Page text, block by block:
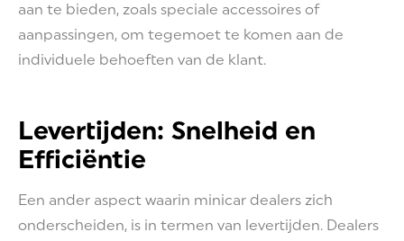
aan te bieden, zoals speciale accessoires of
aanpassingen, om tegemoet te komen aan de
individuele behoeften van de klant.
Levertijden: Snelheid en
Efficiëntie
Een ander aspect waarin minicar dealers zich
onderscheiden, is in termen van levertijden. Dealers